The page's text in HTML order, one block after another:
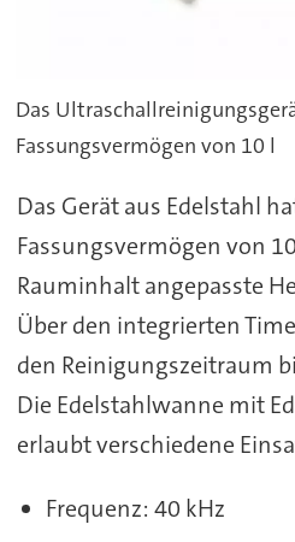
Das
Fassungsvermögen von 10 l
Das Gerät aus Edelstahl
Fassungsvermögen von
Rauminhalt angepasste
Über den integrierten
den Reinigungszeitraum
Die Edelstahlwanne mit
erlaubt verschiedene
Frequenz: 40 kHz